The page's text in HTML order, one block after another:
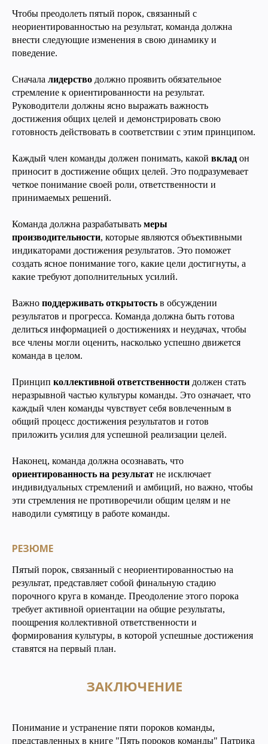
Чтобы преодолеть пятый порок, связанный с
неориентированностью на результат, команда должна
внести следующие изменения в свою динамику и
поведение.
Сначала лидерство должно проявить обязательное
стремление к ориентированности на результат.
Руководители должны ясно выражать важность
достижения общих целей и демонстрировать свою
готовность действовать в соответствии с этим принципом.
Каждый член команды должен понимать, какой вклад он
приносит в достижение общих целей. Это подразумевает
четкое понимание своей роли, ответственности и
принимаемых решений.
Команда должна разрабатывать меры
производительности, которые являются объективными
индикаторами достижения результатов. Это поможет
создать ясное понимание того, какие цели достигнуты, а
какие требуют дополнительных усилий.
Важно поддерживать открытость в обсуждении
результатов и прогресса. Команда должна быть готова
делиться информацией о достижениях и неудачах, чтобы
все члены могли оценить, насколько успешно движется
команда в целом.
Принцип коллективной ответственности должен стать
неразрывной частью культуры команды. Это означает, что
каждый член команды чувствует себя вовлеченным в
общий процесс достижения результатов и готов
приложить усилия для успешной реализации целей.
Наконец, команда должна осознавать, что
ориентированность на результат не исключает
индивидуальных стремлений и амбиций, но важно, чтобы
эти стремления не противоречили общим целям и не
наводили сумятицу в работе команды.
РЕЗЮМЕ
Пятый порок, связанный с неориентированностью на
результат, представляет собой финальную стадию
порочного круга в команде. Преодоление этого порока
требует активной ориентации на общие результаты,
поощрения коллективной ответственности и
формирования культуры, в которой успешные достижения
ставятся на первый план.
ЗАКЛЮЧЕНИЕ
Понимание и устранение пяти пороков команды,
представленных в книге "Пять пороков команды" Патрика